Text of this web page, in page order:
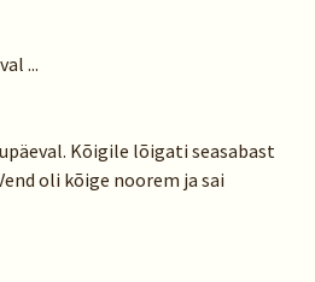
...
Kõigile lõigati seasabast
oli kõige noorem ja sai